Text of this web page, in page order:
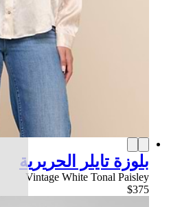
بلوزة تايلر الحريرية
Vintage White Tonal Paisley
$375